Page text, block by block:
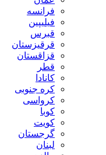
فرانسه
فیلیپین
قبرس
قرقیزستان
قزاقستان
قطر
کانادا
کره جنوبی
کرواسی
کوبا
کویت
گرجستان
لبنان